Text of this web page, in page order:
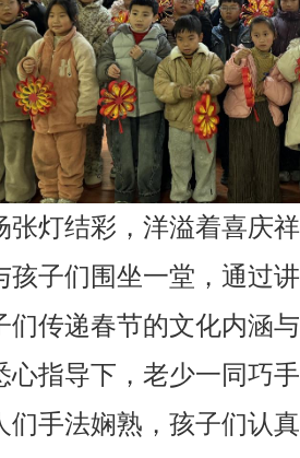
张灯结彩，洋溢着喜庆
孩子们围坐一堂，通过
们传递春节的文化内涵
心指导下，老少一同巧
们手法娴熟，孩子们认